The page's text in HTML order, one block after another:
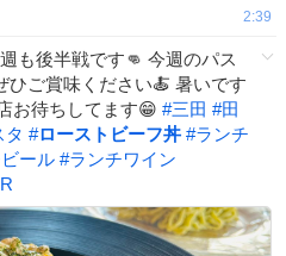
2:39
も後半戦です👊 今週のパス
ひご賞味ください🍝 暑いです
お待ちしてます😁 #三田 #田
タ #ローストビーフ丼 #ランチ
ール #ランチワイン